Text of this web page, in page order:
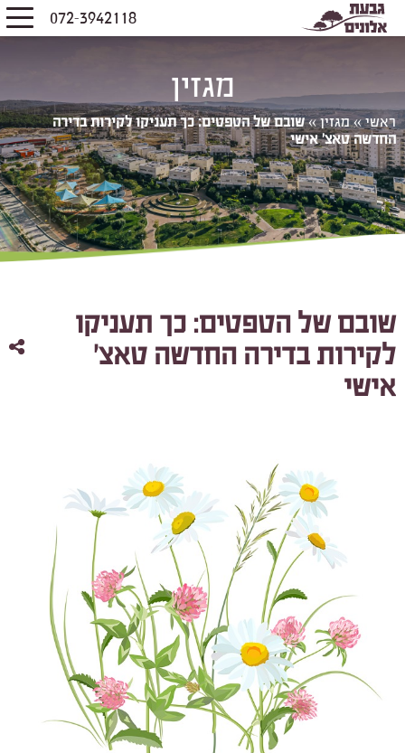
072-3942118
מגזין
ראשי»מגזין»שובם של הטפטים: כך תעניקו לקירות בדירה
החדשה טאצ' אישי
שובם של הטפטים: כך תעניקו
לקירות בדירה החדשה טאצ'
אישי